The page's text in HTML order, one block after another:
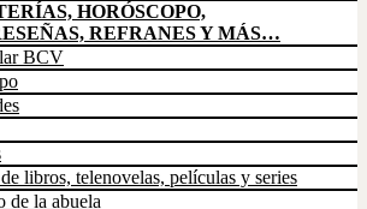
HORÓSCOPO,
REFRANES Y MÁS…
BCV
libros, telenovelas, películas y series
de la abuela